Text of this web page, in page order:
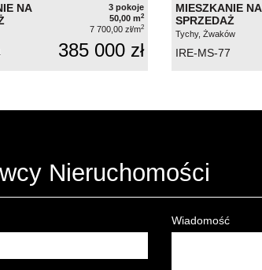
NA
3 pokoje
50,00 m2
7 700,00 zł/m2
385 000 zł
MIESZKANIE NA
SPRZEDAŻ
Tychy, Żwaków
IRE-MS-77
Nieruchomości
Wiadomość